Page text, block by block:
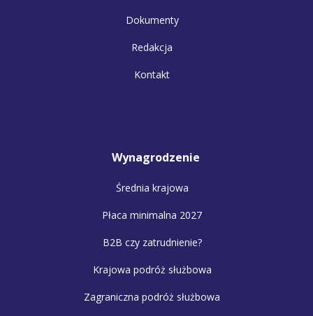
Dokumenty
Redakcja
Kontakt
Wynagrodzenie
Średnia krajowa
Płaca minimalna 2027
B2B czy zatrudnienie?
Krajowa podróż służbowa
Zagraniczna podróż służbowa